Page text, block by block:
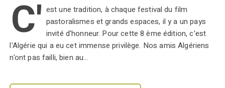
C' est une tradition, à chaque festival du film
pastoralismes et grands espaces, il y a un pays
invité d'honneur. Pour cette 8 ème édition, c'est
l'Algérie qui a eu cet immense privilège. Nos amis Algériens
n'ont pas failli, bien au…